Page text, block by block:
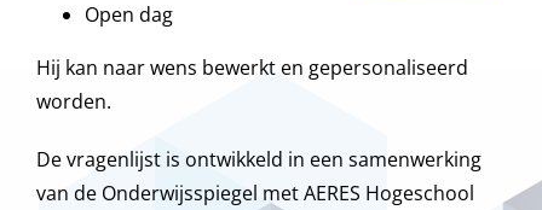
Open dag
Hij kan naar wens bewerkt en gepersonaliseerd
worden.
De vragenlijst is ontwikkeld in een samenwerking
van de Onderwijsspiegel met AERES Hogeschool